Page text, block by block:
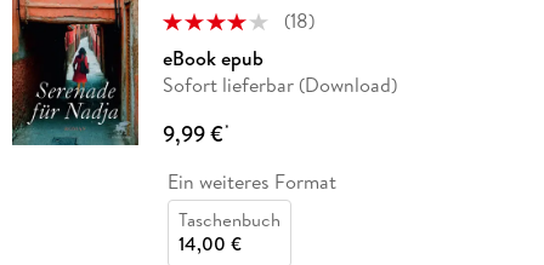
(18)
eBook epub
Sofort lieferbar (Download)
9,99 €*
Ein weiteres Format
Taschenbuch
14,00 €